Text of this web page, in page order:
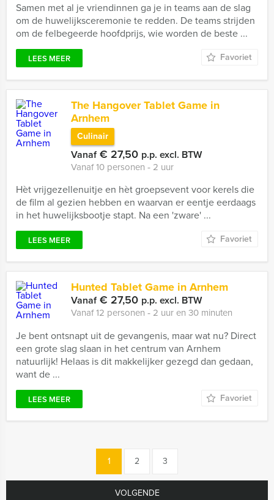
Samen met al je vriendinnen ga je in teams aan de slag
om de huwelijksceremonie te redden. De teams strijden
om de felbegeerde hoofdprijs, wie worden de beste ...
LEES MEER Favoriet
The Hangover Tablet Game in
Arnhem
Culinair
Vanaf€ 27,50 p.p. excl. BTW
Vanaf 10 personen ‐ 2 uur
Hèt vrijgezellenuitje en hèt groepsevent voor kerels die
de film al gezien hebben en waarvan er eentje eerdaags
in het huwelijksbootje stapt. Na een 'zware' ...
LEES MEER Favoriet
Hunted Tablet Game in Arnhem
Vanaf€ 27,50 p.p. excl. BTW
Vanaf 12 personen ‐ 2 uur en 30 minuten
Je bent ontsnapt uit de gevangenis, maar wat nu? Direct
een grote slag slaan in het centrum van Arnhem
natuurlijk! Helaas is dit makkelijker gezegd dan gedaan,
want de ...
LEES MEER Favoriet
1 2 3
VOLGENDE